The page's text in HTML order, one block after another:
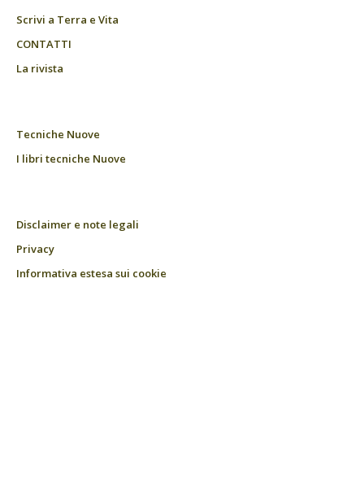
Scrivi a Terra e Vita
CONTATTI
La rivista
Tecniche Nuove
I libri tecniche Nuove
Disclaimer e note legali
Privacy
Informativa estesa sui cookie